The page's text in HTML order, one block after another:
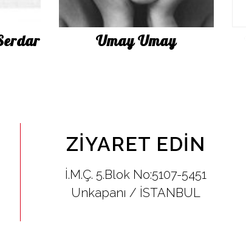
Umay Umay
ZIYARET EDIN
İ.M.Ç. 5.Blok No:5107-5451
Unkapanı / İSTANBUL